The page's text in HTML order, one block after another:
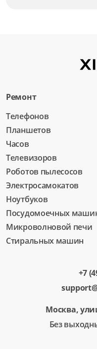
Ремонт
Телефонов
Планшетов
Часов
Телевизоров
Роботов пылесосов
Электросамокатов
Ноутбуков
Посудомоечных
Микроволновой печи
Стиральных машин
+7
Москва,
Без